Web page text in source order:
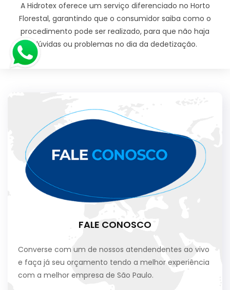
A Hidrotex oferece um serviço diferenciado no Horto
Florestal, garantindo que o consumidor saiba como o
procedimento pode ser realizado, para que não haja
dúvidas ou problemas no dia da dedetização.
FALE CONOSCO
Converse com um de nossos atendendentes ao vivo
e faça já seu orçamento tendo a melhor experiência
com a melhor empresa de São Paulo.